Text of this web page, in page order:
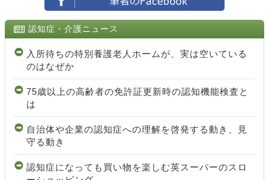
認知症・介護ニュース
入所待ちの特別養護老人ホームが、実は空いている
のはなぜか
75歳以上の高齢者の免許証更新時の認知機能検査と
は
自治体や企業の認知症への理解を啓発する動き、見
守る動き
認知症になっても買い物を楽しむ英スーパーのスロ